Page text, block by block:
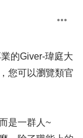
的Giver-瑋庭大
您可以瀏覽類官
是一群人~